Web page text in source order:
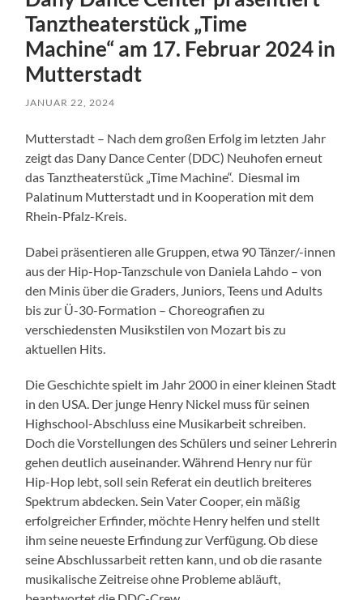
Tanztheaterstück „Time
Machine“ am 17. Februar 2024 in
Mutterstadt
JANUAR 22, 2024
Mutterstadt – Nach dem großen Erfolg im letzten Jahr
zeigt das Dany Dance Center (DDC) Neuhofen erneut
das Tanztheaterstück „Time Machine“. Diesmal im
Palatinum Mutterstadt und in Kooperation mit dem
Rhein-Pfalz-Kreis.
Dabei präsentieren alle Gruppen, etwa 90 Tänzer/-innen
aus der Hip-Hop-Tanzschule von Daniela Lahdo – von
den Minis über die Graders, Juniors, Teens und Adults
bis zur Ü-30-Formation – Choreografien zu
verschiedensten Musikstilen von Mozart bis zu
aktuellen Hits.
Die Geschichte spielt im Jahr 2000 in einer kleinen Stadt
in den USA. Der junge Henry Nickel muss für seinen
Highschool-Abschluss eine Musikarbeit schreiben.
Doch die Vorstellungen des Schülers und seiner Lehrerin
gehen deutlich auseinander. Während Henry nur für
Hip-Hop lebt, soll sein Referat ein deutlich breiteres
Spektrum abdecken. Sein Vater Cooper, ein mäßig
erfolgreicher Erfinder, möchte Henry helfen und stellt
ihm seine neueste Erfindung zur Verfügung. Ob diese
seine Abschlussarbeit retten kann, und ob die rasante
musikalische Zeitreise ohne Probleme abläuft,